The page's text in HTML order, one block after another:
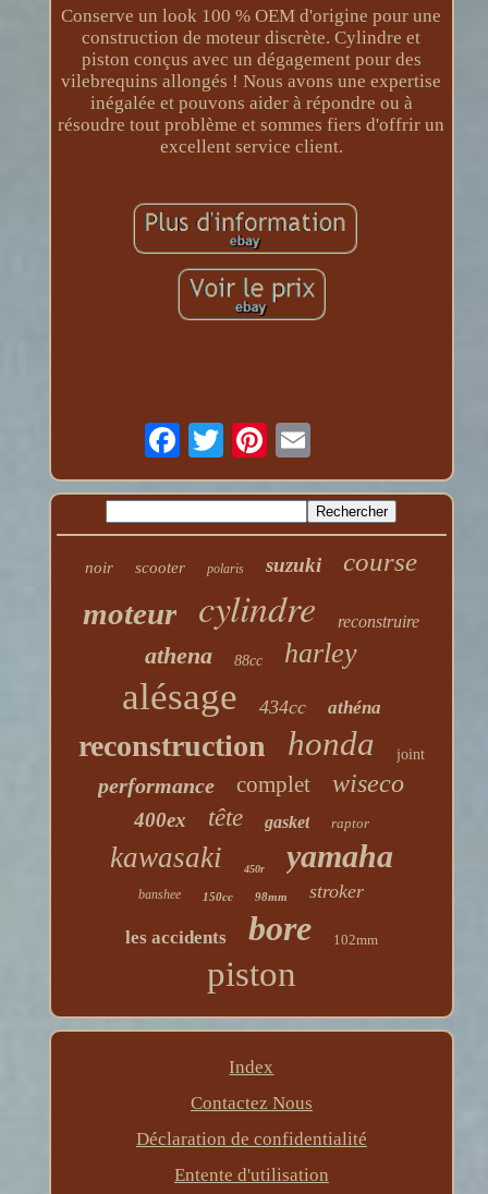
Conserve un look 100 % OEM d'origine pour une
construction de moteur discrète. Cylindre et
piston conçus avec un dégagement pour des
vilebrequins allongés ! Nous avons une expertise
inégalée et pouvons aider à répondre ou à
résoudre tout problème et sommes fiers d'offrir un
excellent service client.
noir scooter polaris suzuki course
moteur cylindre reconstruire
athena 88cc harley
alésage 434cc athéna
reconstruction honda joint
performance complet wiseco
400ex tête gasket raptor
kawasaki 450r yamaha
banshee 150cc 98mm stroker
les accidents bore 102mm
piston
Index
Contactez Nous
Déclaration de confidentialité
Entente d'utilisation